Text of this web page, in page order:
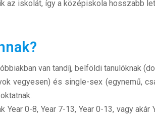
az iskolát, így a középiskola hosszabb
van tandíj, belföldi tanulóknak
vegyesen) és single-sex (egynemű,
0-8, Year 7-13, Year 0-13, vagy